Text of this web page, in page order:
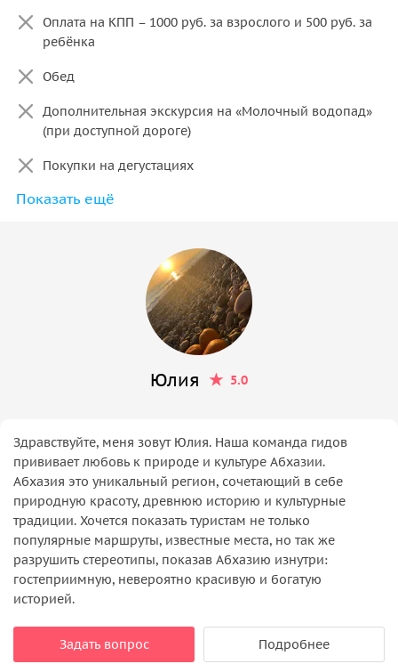
Оплата на КПП – 1000 руб. за взрослого и 500 руб. за
ребёнка
Обед
Дополнительная экскурсия на «Молочный водопад»
(при доступной дороге)
Покупки на дегустациях
Аренда катамаранов
Показать ещё
Юлия 5.0
Здравствуйте, меня зовут Юлия. Наша команда гидов
прививает любовь к природе и культуре Абхазии.
Абхазия это уникальный регион, сочетающий в себе
природную красоту, древнюю историю и культурные
традиции. Хочется показать туристам не только
популярные маршруты, известные места, но так же
разрушить стереотипы, показав Абхазию изнутри:
гостеприимную, невероятно красивую и богатую
историей.
Задать вопрос Подробнее